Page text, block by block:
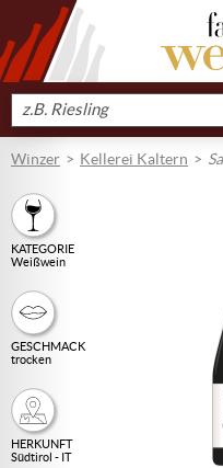
Produkt
suchen
Winzer Kellerei Kaltern
KATEGORIE
Weißwein
GESCHMACK
trocken
HERKUNFT
Südtirol - IT